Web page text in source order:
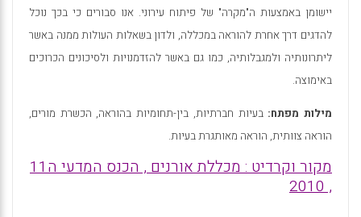
יישומן באמצעות ה"מקרה" של פיתוח עירוני. אנו סבורים כי בכך נוכל
להדגים דרך אחרת להוראה במכללה, ולדון בשאלות העולות ממנה באשר
ליתרונותיה ולמגבלותיה, כמו גם באשר להזדמנויות ולסיכונים הכרוכים
באימוצה.
מילות מפתח: בעיות חברתיות, בין-תחומיות בהוראה, הכשרת מורים,
הוראה צוותית, הוראה מאותגרת בעיות.
מקור וקרדיט : מכללת אורנים , הכנס המדעי ה11
, 2010